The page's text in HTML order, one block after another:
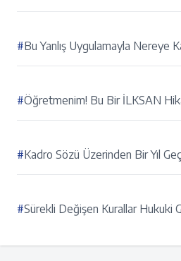
#Bu Yanlış Uygulamayla Nereye
#Öğretmenim! Bu Bir İLKSAN
#Kadro Sözü Üzerinden Bir Yıl
#Sürekli Değişen Kurallar Hukuki